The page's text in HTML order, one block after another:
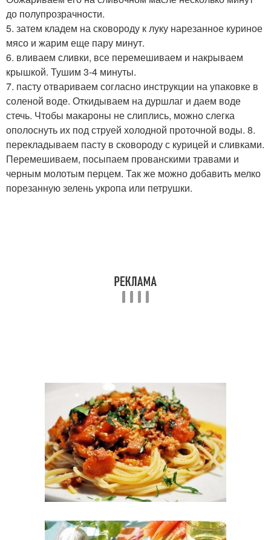
до полупрозрачности.
5. затем кладем на сковороду к луку нарезанное куриное
мясо и жарим еще пару минут.
6. вливаем сливки, все перемешиваем и накрываем
крышкой. Тушим 3-4 минуты.
7. пасту отвариваем согласно инструкции на упаковке в
соленой воде. Откидываем на дуршлаг и даем воде
стечь. Чтобы макароны не слиплись, можно слегка
ополоснуть их под струей холодной проточной воды. 8.
перекладываем пасту в сковороду с курицей и сливками.
Перемешиваем, посыпаем прованскими травами и
черным молотым перцем. Так же можно добавить мелко
порезанную зелень укропа или петрушки.